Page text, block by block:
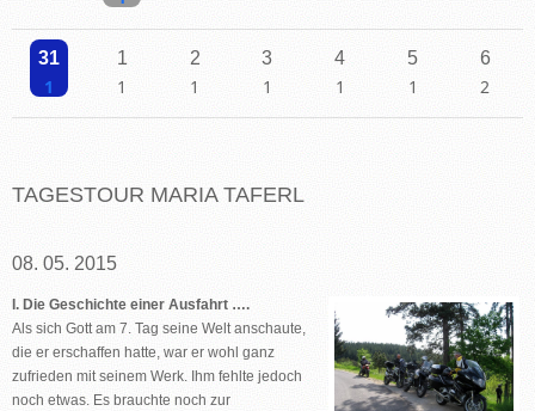
31 1 2 3 4 5 6
TAGESTOUR MARIA TAFERL
08. 05. 2015
I. Die Geschichte einer Ausfahrt ….
Als sich Gott am 7. Tag seine Welt anschaute,
die er erschaffen hatte, war er wohl ganz
zufrieden mit seinem Werk. Ihm fehlte jedoch
noch etwas. Es brauchte noch zur